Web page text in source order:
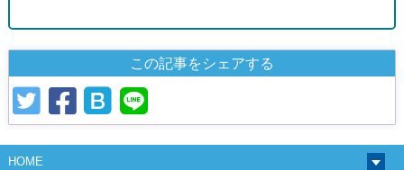
この記事をシェアする
HOME